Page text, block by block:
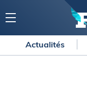
Actualités